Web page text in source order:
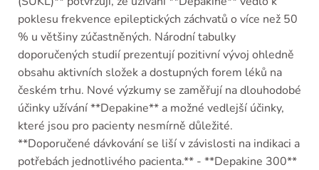
poklesu frekvence epileptických záchvatů o více než 50
% u většiny zúčastněných. Národní tabulky
doporučených studií prezentují pozitivní vývoj ohledně
obsahu aktivních složek a dostupných forem léků na
českém trhu. Nové výzkumy se zaměřují na dlouhodobé
účinky užívání **Depakine** a možné vedlejší účinky,
které jsou pro pacienty nesmírně důležité.
**Doporučené dávkování se liší v závislosti na indikaci a
potřebách jednotlivého pacienta.** - **Depakine 300**